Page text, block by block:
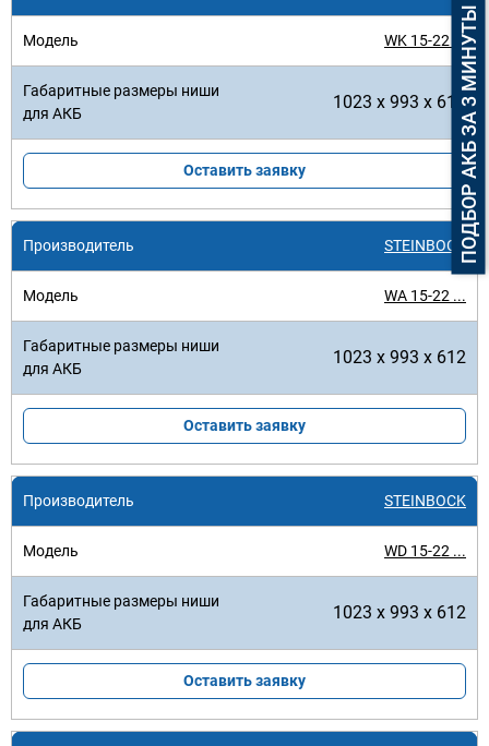
WK 15-22 ...
1023 x 993 x 612
Оставить заявку
STEINBOCK
WA 15-22 ...
1023 x 993 x 612
Оставить заявку
STEINBOCK
WD 15-22 ...
1023 x 993 x 612
Оставить заявку
ПОДБОР АКБ ЗА 3 МИНУТЫ